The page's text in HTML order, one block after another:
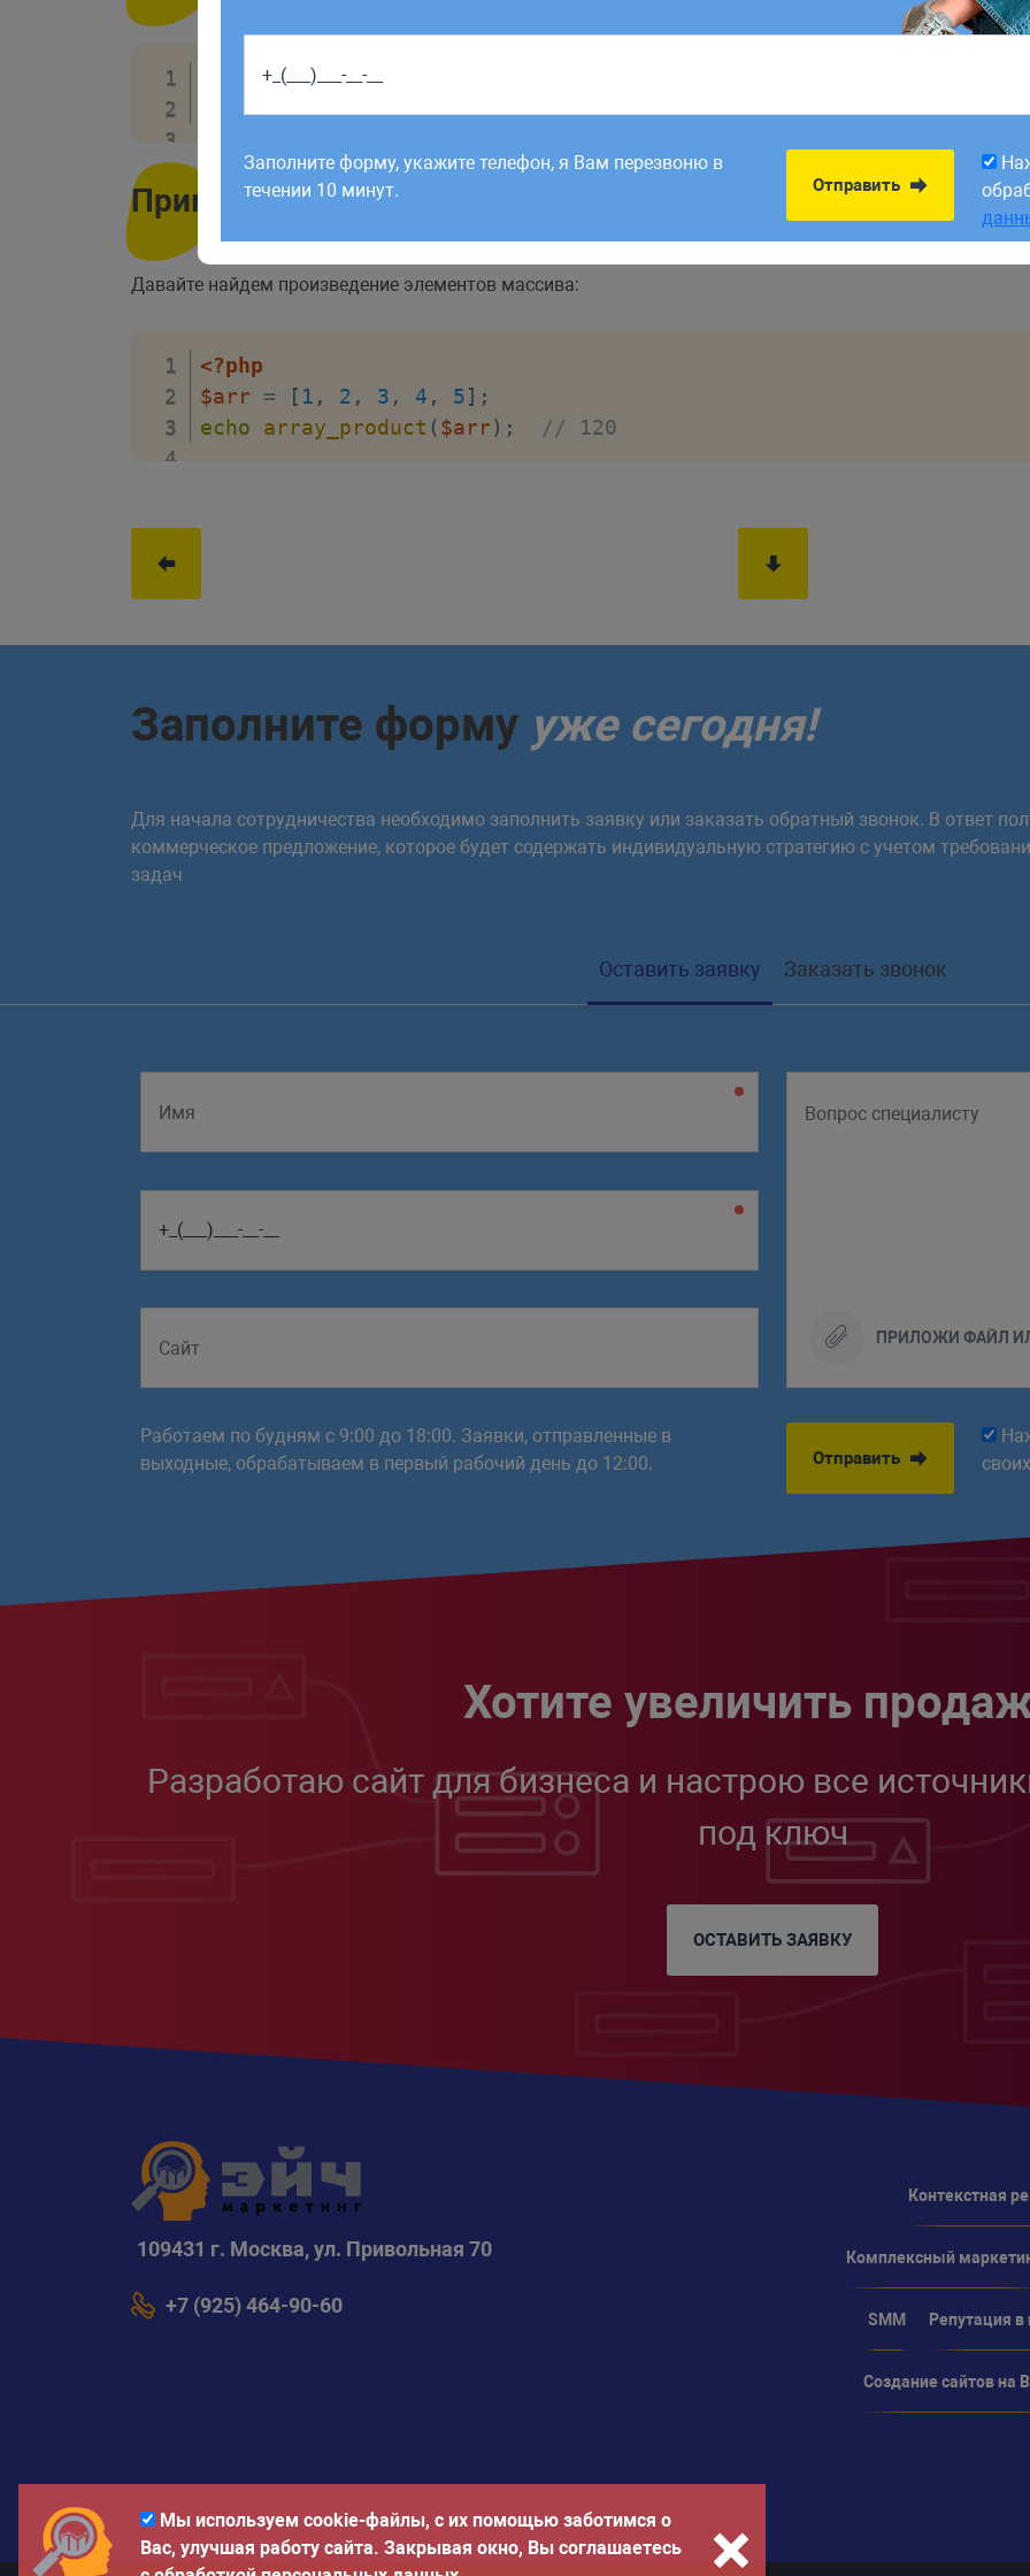
<?php
array_product(массив);
Пример
Давайте найдем произведение элементов массива:
<?php
$arr
= [ 1 , 2 , 3 , 4 , 5] ;
echo
array_product ($arr) ; // 120
Мы используем cookie-файлы, с их помощью заботимся о
Вас, улучшая работу сайта. Закрывая окно, Вы соглашаетесь
Заполните форму уже сегодня!
Для начала сотрудничества необходимо заполнить заявку или заказать обратный звонок. В ответ
коммерческое предложение, которое будет содержать индивидуальную стратегию с учетом
задач
Оставить заявку Заказать звонок
ПРИЛОЖИ ФАЙЛ
Работаем по будням с 9:00 до 18:00. Заявки, отправленные в
выходные, обрабатываем в первый рабочий день до 12:00.
Отправить
своих
Хотите увеличить
Разработаю сайт для бизнеса и настрою все
под ключ
ОСТАВИТЬ ЗАЯВКУ
109431 г. Москва, ул. Привольная 70
+7 (925) 464-90-60
Контекстная
Комплексный
SMM Репутация в
Создание сайтов на
Работаем по будням с 9:00 до 18:00. Заявки,
рабочий день до 12:00.
Заполните форму, укажите телефон, я Вам перезвоню в
течении 10 минут.
Отправить